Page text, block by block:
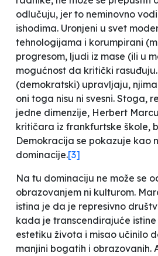
odlučuju, jer to neminovno
ishodima. Uronjeni u svet
tehnologijama i korumpirani
progresom, ljudi iz mase (ili u
mogućnost da kritički
(demokratski) upravljaju,
oni toga nisu ni svesni. Stoga,
jedne dimenzije, Herbert
kritičara iz frankfurtske škole,
Demokracija se pokazuje kao
dominacije.[3]
Na tu dominaciju ne može se
obrazovanjem ni kulturom.
istina je da je represivno
kada je transcendirajuće
estetiku života i misao učinilo
manjini bogatih i obrazovanih.